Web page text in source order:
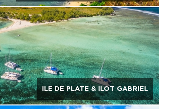
ILE DE PLATE & ILOT GABRIEL